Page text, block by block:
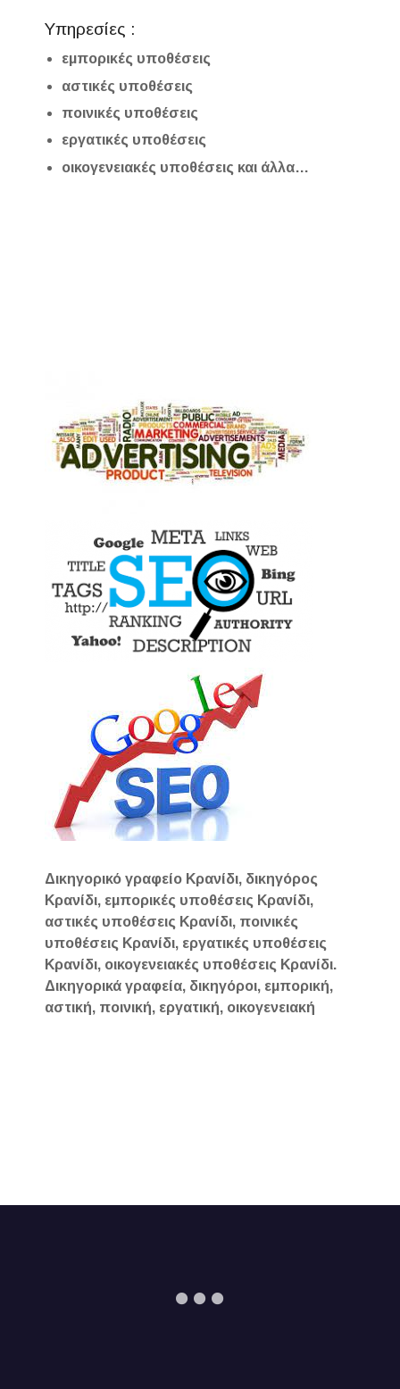
Υπηρεσίες :
εμπορικές υποθέσεις
αστικές υποθέσεις
ποινικές υποθέσεις
εργατικές υποθέσεις
οικογενειακές υποθέσεις και άλλα…
Δικηγορικό γραφείο Κρανίδι, δικηγόρος
Κρανίδι, εμπορικές υποθέσεις Κρανίδι,
αστικές υποθέσεις Κρανίδι, ποινικές
υποθέσεις Κρανίδι, εργατικές υποθέσεις
Κρανίδι, οικογενειακές υποθέσεις Κρανίδι.
Δικηγορικά γραφεία, δικηγόροι, εμπορική,
αστική, ποινική, εργατική, οικογενειακή